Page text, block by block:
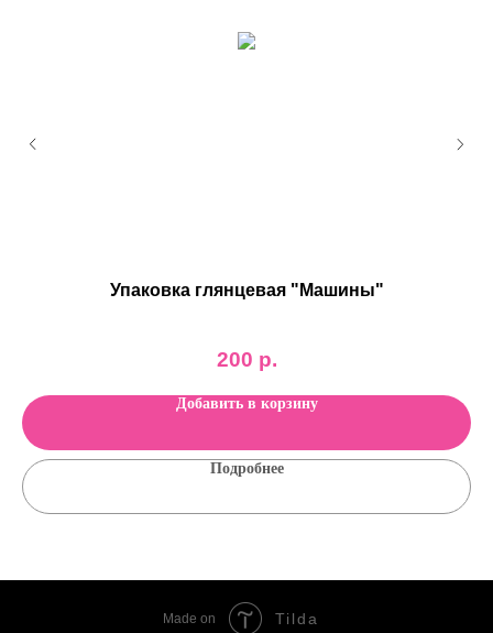
Упаковка глянцевая "Машины"
200 р.
Добавить в корзину
Подробнее
Made on Tilda